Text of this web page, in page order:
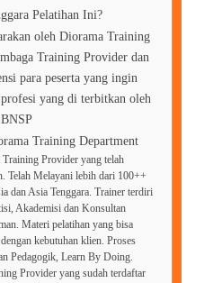
Pelatihan Ini?
oleh Diorama Training
Training Provider dan
para peserta yang ingin
yang di terbitkan oleh
BNSP
Training Department
Training Provider yang telah
Telah Melayani lebih dari 100++
dan Asia Tenggara. Trainer terdiri
Akademisi dan Konsultan
Materi pelatihan yang bisa
kebutuhan klien. Proses
Pedagogik, Learn By Doing.
Provider yang sudah terdaftar